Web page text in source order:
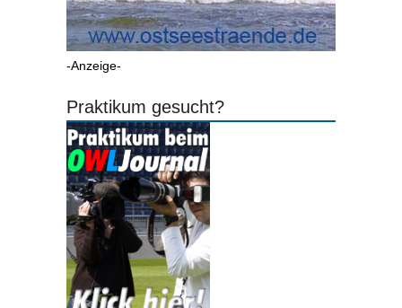
-Anzeige-
Praktikum gesucht?